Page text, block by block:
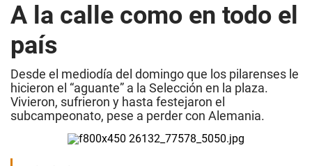
A la calle como en todo el
país
Desde el mediodía del domingo que los pilarenses le
hicieron el “aguante” a la Selección en la plaza.
Vivieron, sufrieron y hasta festejaron el
subcampeonato, pese a perder con Alemania.